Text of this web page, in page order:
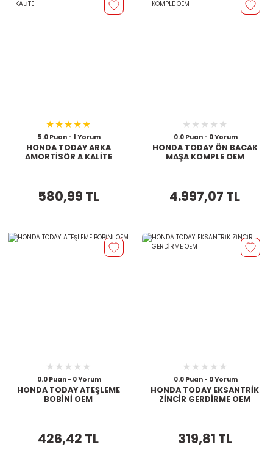
5.0 Puan - 1 Yorum
HONDA TODAY ARKA
AMORTİSÖR A KALİTE
580,99 TL
0.0 Puan - 0 Yorum
HONDA TODAY ÖN BACAK
MAŞA KOMPLE OEM
4.997,07 TL
0.0 Puan - 0 Yorum
HONDA TODAY ATEŞLEME
BOBİNİ OEM
426,42 TL
0.0 Puan - 0 Yorum
HONDA TODAY EKSANTRİK
ZİNCİR GERDİRME OEM
319,81 TL